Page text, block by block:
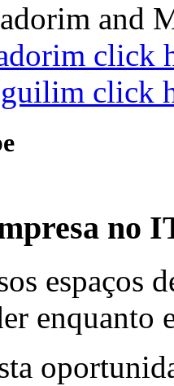
and
click
click
no
espaços
enquanto